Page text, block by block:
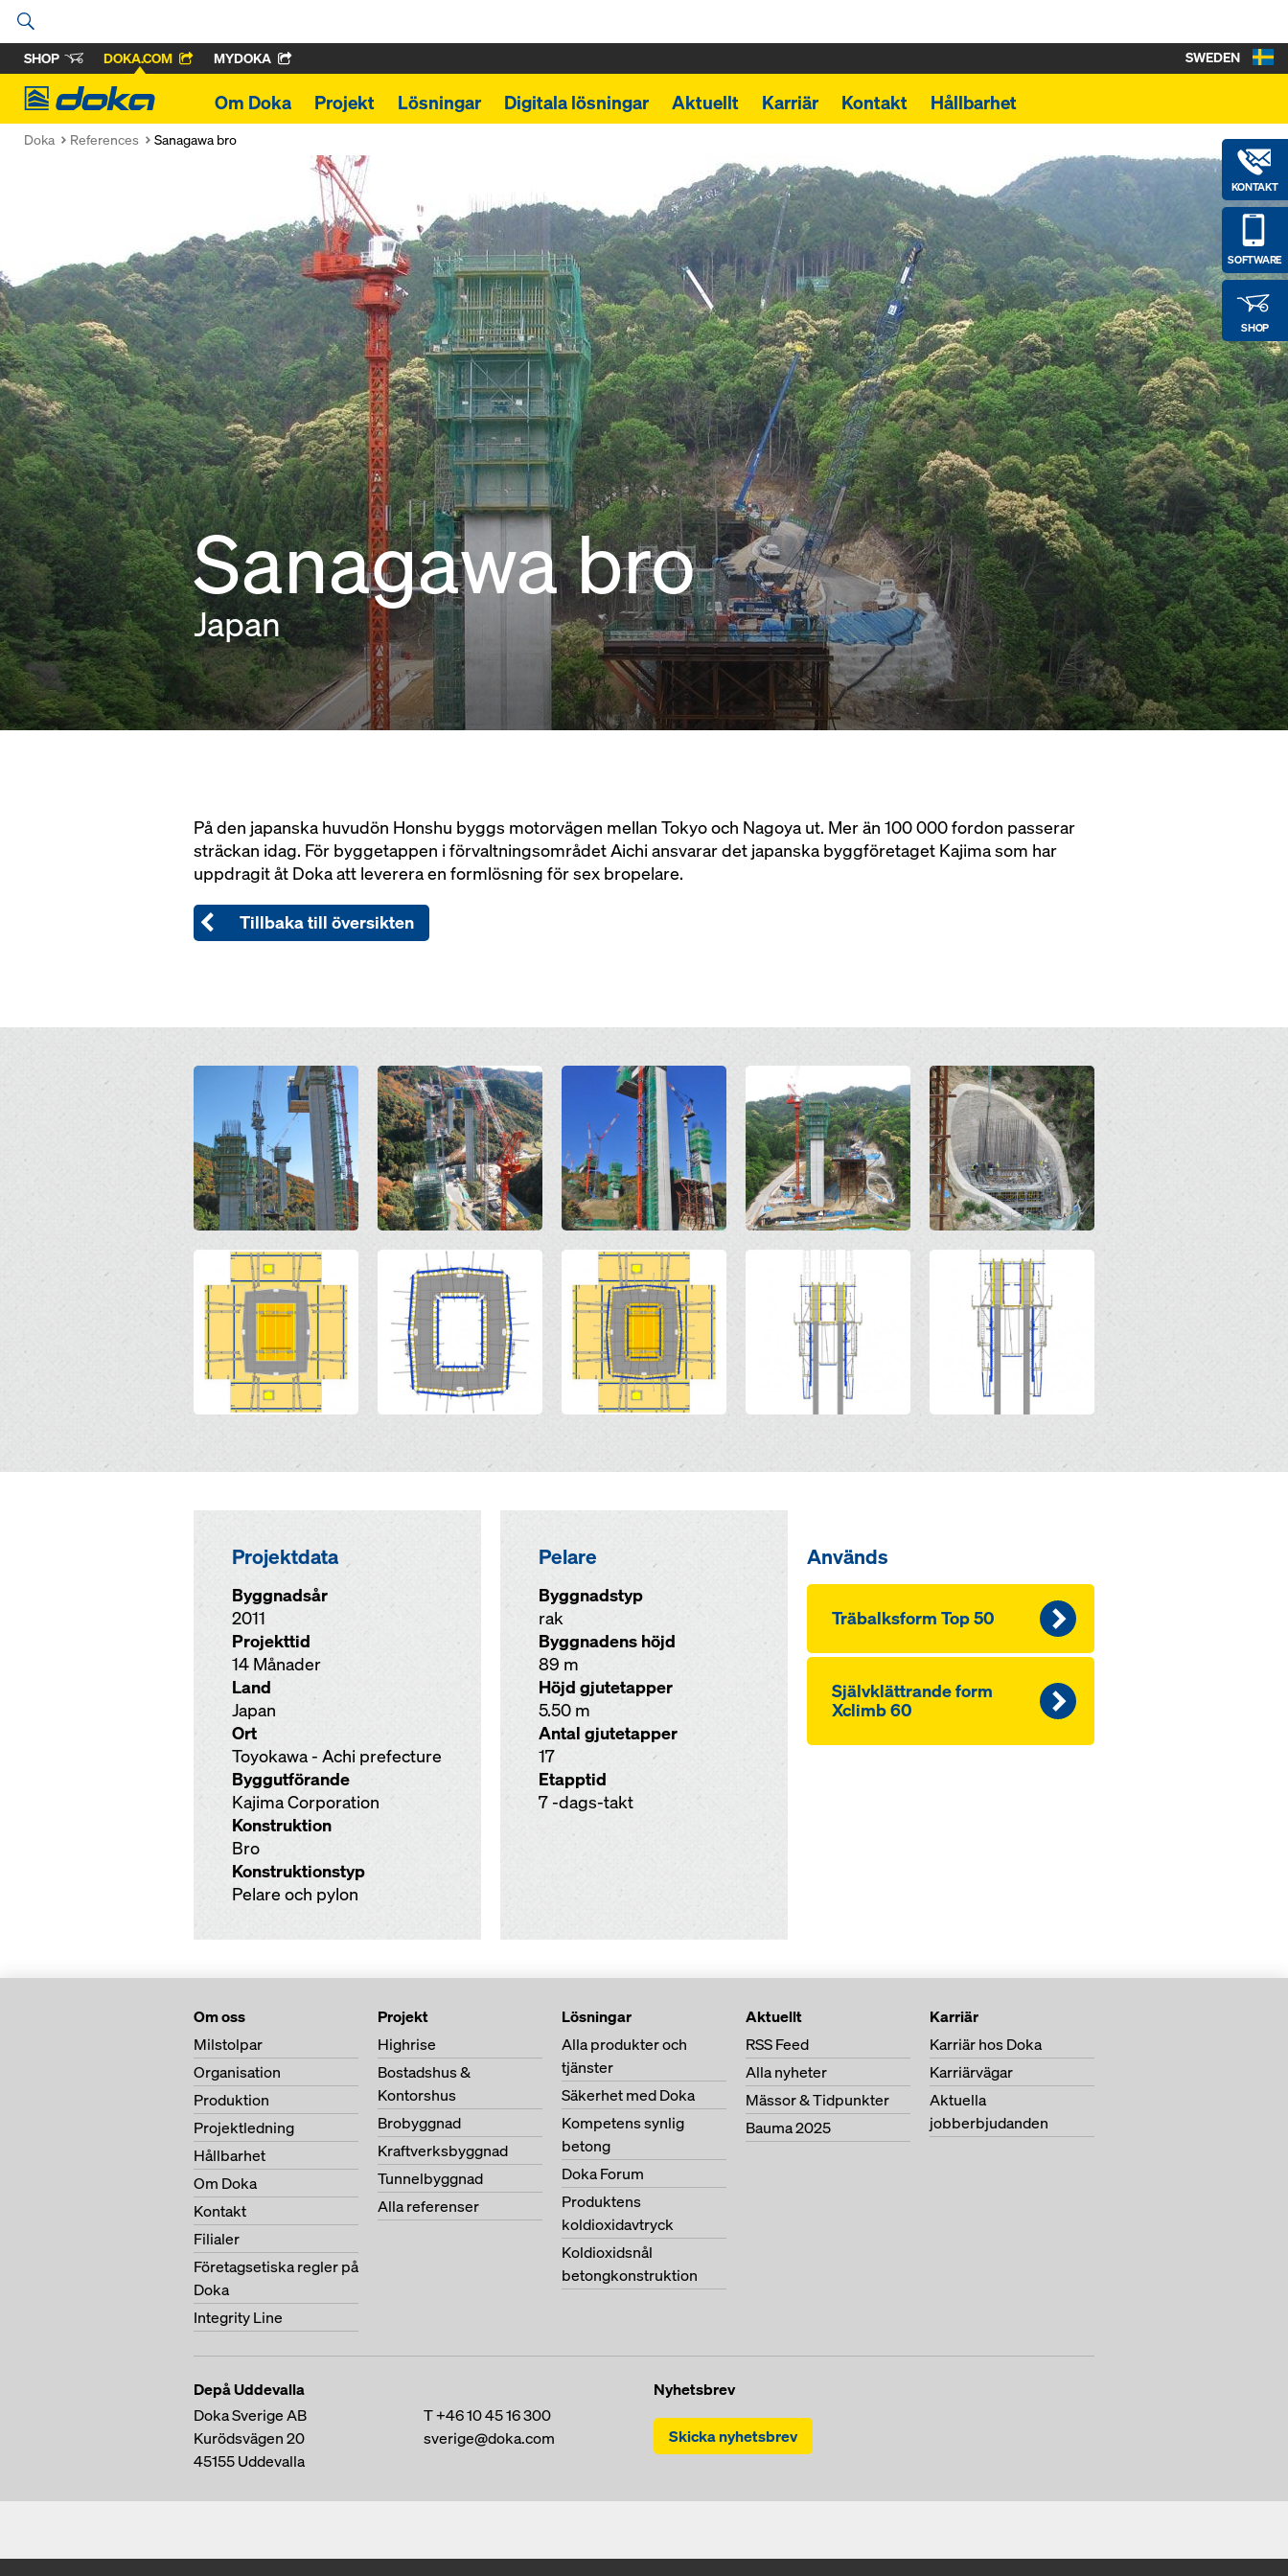
SHOP DOKA.COM MYDOKA
Doka
Om Doka Projekt Lösningar Digitala lösningar Aktuellt Karriär Kontakt Hållbarhet
KONTAKT
SOFTWARE
SHOP
SWEDEN
Doka References Sanagawa bro
Sanagawa bro
Japan
På den japanska huvudön Honshu byggs motorvägen mellan Tokyo och Nagoya ut. Mer än 100 000 fordon passerar
sträckan idag. För byggetappen i förvaltningsområdet Aichi ansvarar det japanska byggföretaget Kajima som har
uppdragit åt Doka att leverera en formlösning för sex bropelare.
Tillbaka till översikten
Open Open Open Open
Open Open
Projektdata
Byggnadsår
2011
Projekttid
14 Månader
Land
Japan
Ort
Toyokawa - Achi prefecture
Byggutförande
Kajima Corporation
Konstruktion
Bro
Konstruktionstyp
Pelare och pylon
Pelare
Byggnadstyp
rak
Byggnadens höjd
89 m
Höjd gjutetapper
5.50 m
Antal gjutetapper
17
Etapptid
7 -dags-takt
Används
Träbalksform Top 50
Självklättrande form
Xclimb 60
Om oss
Milstolpar
Organisation
Produktion
Projektledning
Hållbarhet
Om Doka
Kontakt
Filialer
Företagsetiska regler på
Doka
Integrity Line
Projekt
Highrise
Bostadshus &
Kontorshus
Brobyggnad
Kraftverksbyggnad
Tunnelbyggnad
Alla referenser
Lösningar
Alla produkter och
tjänster
Säkerhet med Doka
Kompetens synlig
betong
Doka Forum
Produktens
koldioxidavtryck
Koldioxidsnål
betongkonstruktion
Aktuellt
RSS Feed
Alla nyheter
Mässor & Tidpunkter
Bauma 2025
Karriär
Karriär hos Doka
Karriärvägar
Aktuella
jobberbjudanden
Depå Uddevalla
Doka Sverige AB
Kurödsvägen 20
45155Uddevalla
T+46 10 45 16 300
sverige@doka.com
Nyhetsbrev
Skicka nyhetsbrev